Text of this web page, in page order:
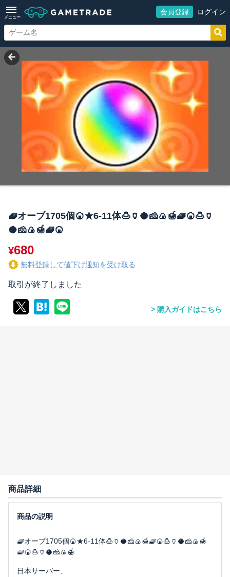
メニュー
会員登録 ログイン
🧇オーブ1705個🍘★6-11体🍮🏺🥥🧀🍙🍯🧇🍘🍮🏺
🥥🧀🍙🍯🧇🍘
¥680
無料登録して値下げ通知を受け取る
取引が終了しました
購入ガイドはこちら
商品詳細
🧇オーブ1705個🍘★6-11体🍮🏺🥥🧀🍙🍯🧇🍘🍮🏺🥥🧀🍙🍯
🧇🍘🍮🏺🥥🧀🍙🍯
日本サーバー、